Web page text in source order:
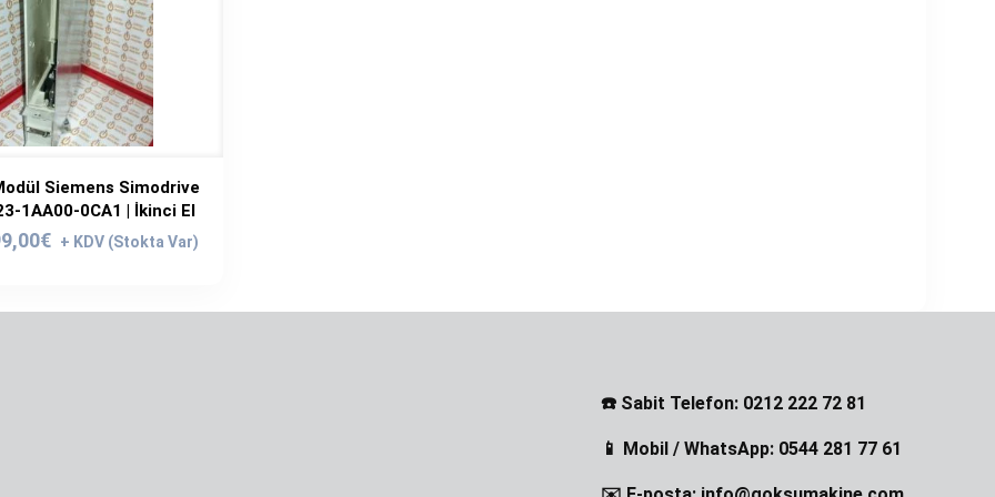
Siemens Simodrive
1AA00-0CA1 | İkinci El
€
Şu
☎️ Sabit Telefon: 0212 222 72 81
📱 Mobil / WhatsApp: 0544 281 77 61